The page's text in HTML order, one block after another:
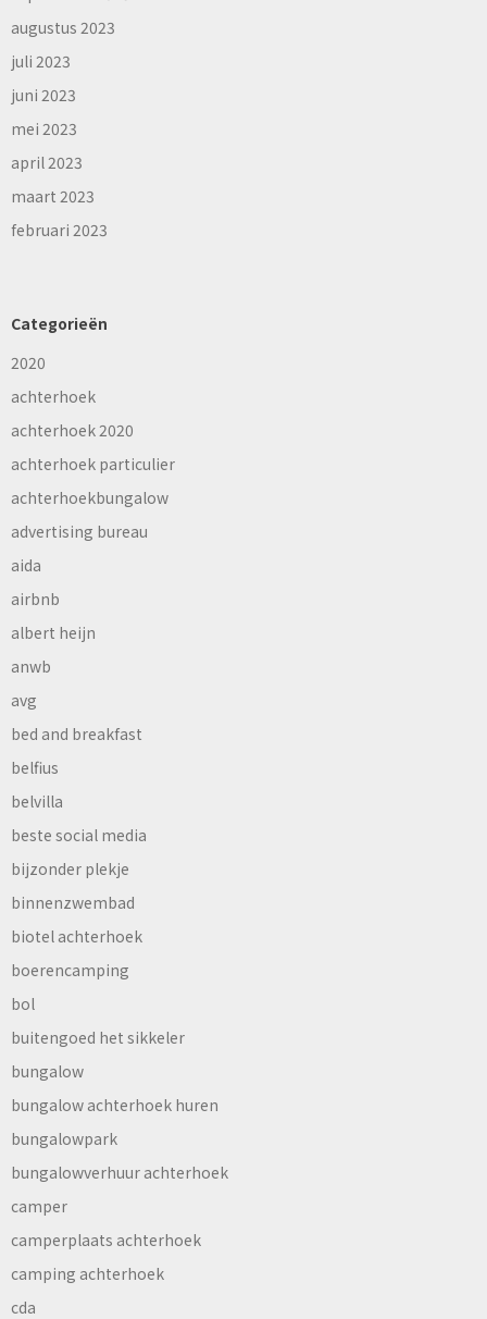
augustus 2023
juli 2023
juni 2023
mei 2023
april 2023
maart 2023
februari 2023
Categorieën
2020
achterhoek
achterhoek 2020
achterhoek particulier
achterhoekbungalow
advertising bureau
aida
airbnb
albert heijn
anwb
avg
bed and breakfast
belfius
belvilla
beste social media
bijzonder plekje
binnenzwembad
biotel achterhoek
boerencamping
bol
buitengoed het sikkeler
bungalow
bungalow achterhoek huren
bungalowpark
bungalowverhuur achterhoek
camper
camperplaats achterhoek
camping achterhoek
cda